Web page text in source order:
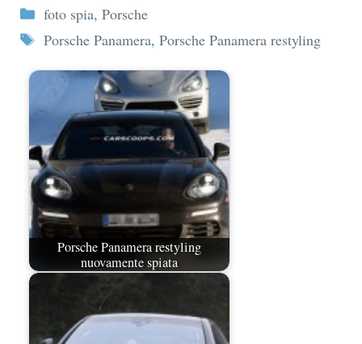
Categorie
foto spia, Porsche
Tag
Porsche Panamera, Porsche Panamera restyling
Porsche Panamera restyling
nuovamente spiata